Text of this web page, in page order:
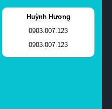
Huỳnh Hương
0903.007.123
0903.007.123